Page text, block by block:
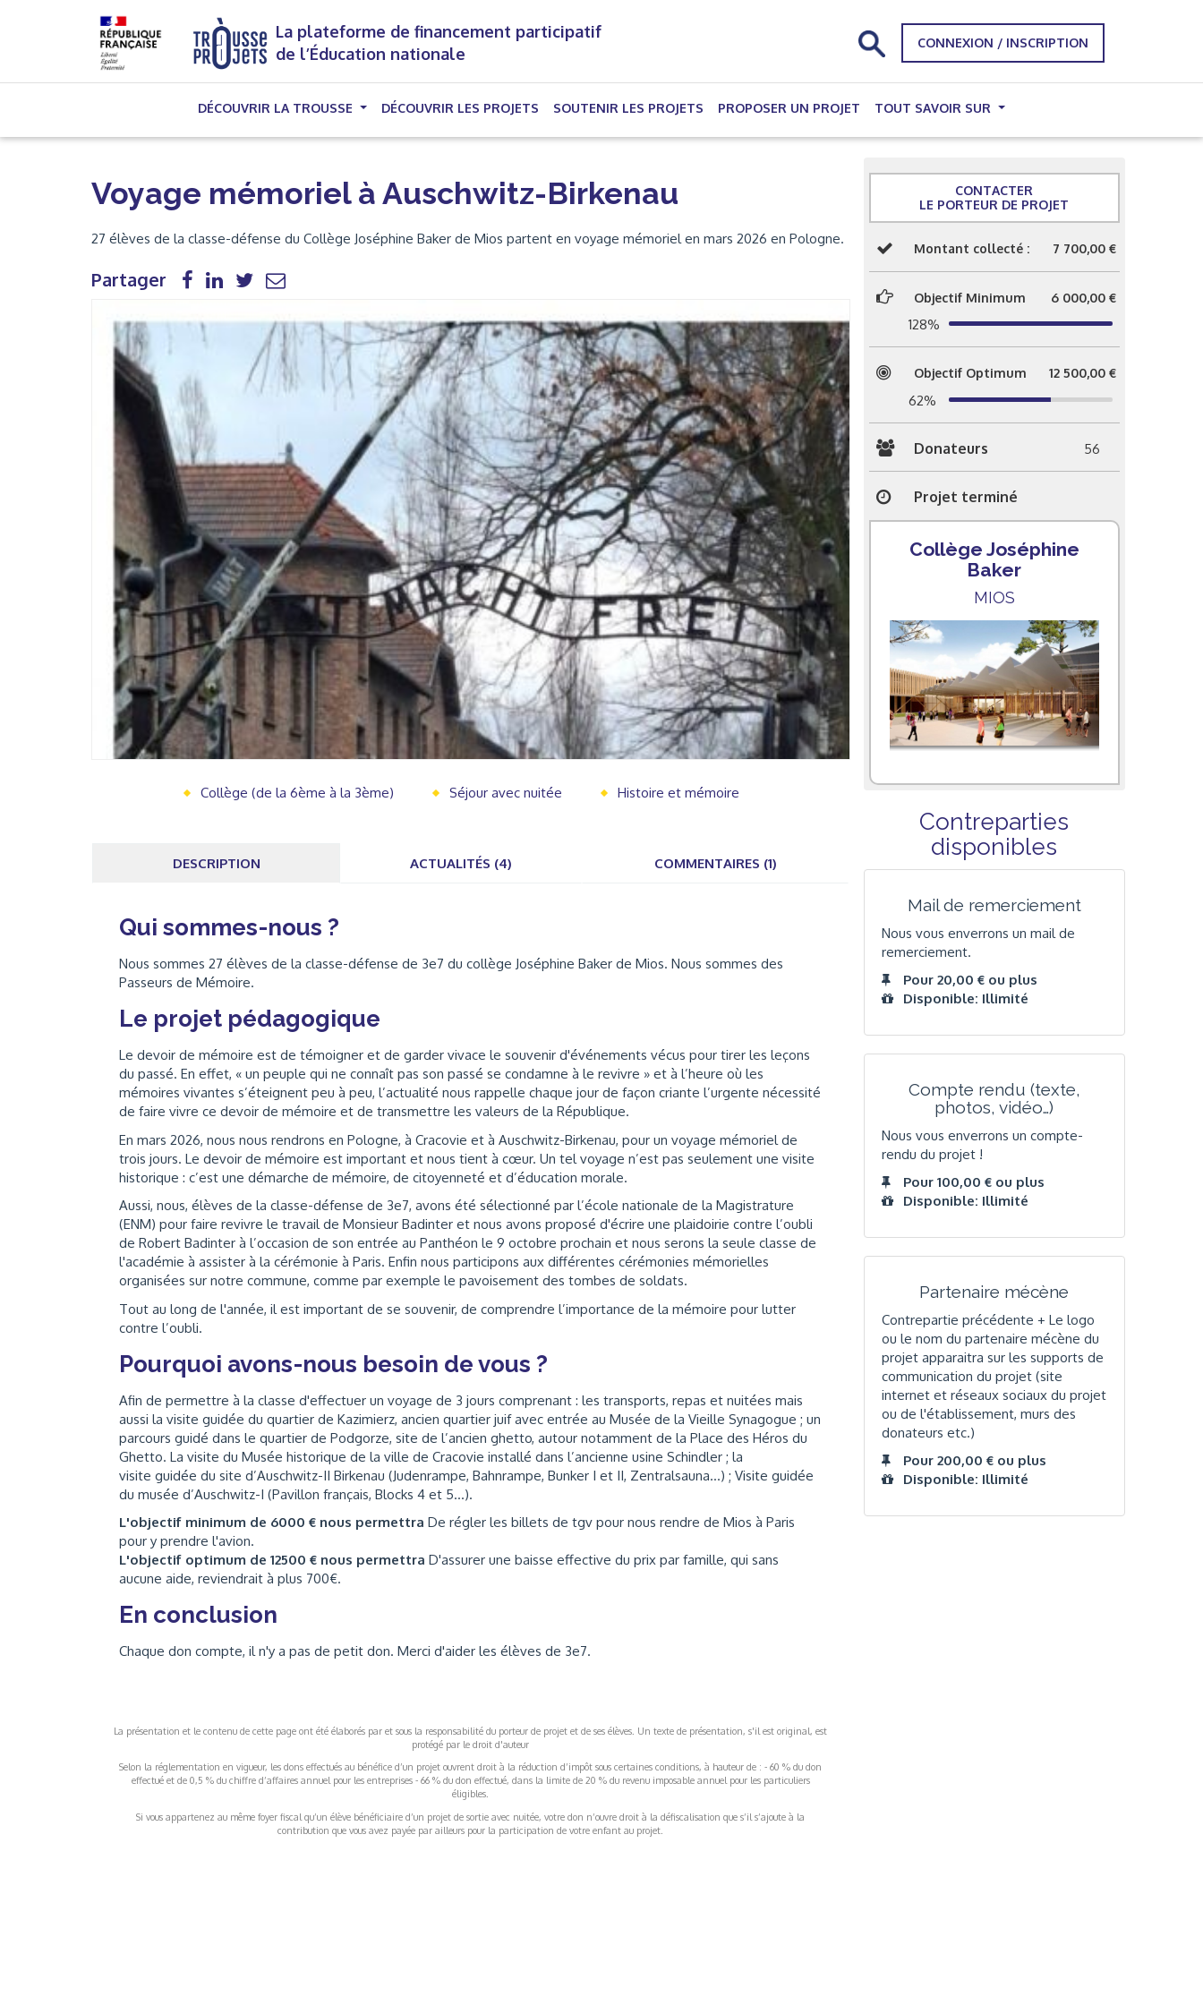
La plateforme de financement participatif
de l’Éducation nationale
CONNEXION / INSCRIPTION
DÉCOUVRIR LA TROUSSE DÉCOUVRIR LES PROJETS (CURRENT)
SOUTENIR LES PROJETS PROPOSER UN PROJET TOUT SAVOIR SUR
Voyage mémoriel à Auschwitz-Birkenau
27 élèves de la classe-défense du Collège Joséphine Baker de Mios partent en voyage mémoriel en mars 2026 en Pologne.
Partager
Collège (de la 6ème à la 3ème) Séjour avec nuitée Histoire et mémoire
DESCRIPTION ACTUALITÉS (4) COMMENTAIRES (1)
Qui sommes-nous ?
Nous sommes 27 élèves de la classe-défense de 3e7 du collège Joséphine Baker de Mios. Nous sommes des
Passeurs de Mémoire.
Le projet pédagogique
Le devoir de mémoire est de témoigner et de garder vivace le souvenir d'événements vécus pour tirer les leçons
du passé. En effet, « un peuple qui ne connaît pas son passé se condamne à le revivre » et à l’heure où les
mémoires vivantes s’éteignent peu à peu, l’actualité nous rappelle chaque jour de façon criante l’urgente nécessité
de faire vivre ce devoir de mémoire et de transmettre les valeurs de la République.
En mars 2026, nous nous rendrons en Pologne, à Cracovie et à Auschwitz-Birkenau, pour un voyage mémoriel de
trois jours. Le devoir de mémoire est important et nous tient à cœur. Un tel voyage n’est pas seulement une visite
historique : c’est une démarche de mémoire, de citoyenneté et d’éducation morale.
Aussi, nous, élèves de la classe-défense de 3e7, avons été sélectionné par l’école nationale de la Magistrature
(ENM) pour faire revivre le travail de Monsieur Badinter et nous avons proposé d'écrire une plaidoirie contre l’oubli
de Robert Badinter à l’occasion de son entrée au Panthéon le 9 octobre prochain et nous serons la seule classe de
l'académie à assister à la cérémonie à Paris. Enfin nous participons aux différentes cérémonies mémorielles
organisées sur notre commune, comme par exemple le pavoisement des tombes de soldats.
Tout au long de l'année, il est important de se souvenir, de comprendre l’importance de la mémoire pour lutter
contre l’oubli.
Pourquoi avons-nous besoin de vous ?
Afin de permettre à la classe d'effectuer un voyage de 3 jours comprenant : les transports, repas et nuitées mais
aussi la visite guidée du quartier de Kazimierz, ancien quartier juif avec entrée au Musée de la Vieille Synagogue ; un
parcours guidé dans le quartier de Podgorze, site de l’ancien ghetto, autour notamment de la Place des Héros du
Ghetto. La visite du Musée historique de la ville de Cracovie installé dans l’ancienne usine Schindler ; la
visite guidée du site d’Auschwitz-II Birkenau (Judenrampe, Bahnrampe, Bunker I et II, Zentralsauna…) ; Visite guidée
du musée d’Auschwitz-I (Pavillon français, Blocks 4 et 5…).
L'objectif minimum de 6000 € nous permettra De régler les billets de tgv pour nous rendre de Mios à Paris
pour y prendre l'avion.
L'objectif optimum de 12500 € nous permettra D'assurer une baisse effective du prix par famille, qui sans
aucune aide, reviendrait à plus 700€.
En conclusion
Chaque don compte, il n'y a pas de petit don. Merci d'aider les élèves de 3e7.
La présentation et le contenu de cette page ont été élaborés par et sous la responsabilité du porteur de projet et de ses élèves. Un texte de présentation, s'il est original, est
protégé par le droit d'auteur
Selon la réglementation en vigueur, les dons effectués au bénéfice d’un projet ouvrent droit à la réduction d’impôt sous certaines conditions, à hauteur de : - 60 % du don
effectué et de 0,5 % du chiffre d’affaires annuel pour les entreprises - 66 % du don effectué, dans la limite de 20 % du revenu imposable annuel pour les particuliers
éligibles.
Si vous appartenez au même foyer fiscal qu’un élève bénéficiaire d’un projet de sortie avec nuitée, votre don n’ouvre droit à la défiscalisation que s’il s’ajoute à la
contribution que vous avez payée par ailleurs pour la participation de votre enfant au projet.
CONTACTER
LE PORTEUR DE PROJET
Montant collecté : 7 700,00 €
Objectif Minimum 6 000,00 €
128%
Objectif Optimum 12 500,00 €
62%
Donateurs 56
Projet terminé
Collège Joséphine
Baker
MIOS
Contreparties
disponibles
Mail de remerciement
Nous vous enverrons un mail de
remerciement.
Pour 20,00 € ou plus
Disponible: Illimité
Compte rendu (texte,
photos, vidéo…)
Nous vous enverrons un compte-
rendu du projet !
Pour 100,00 € ou plus
Disponible: Illimité
Partenaire mécène
Contrepartie précédente + Le logo
ou le nom du partenaire mécène du
projet apparaitra sur les supports de
communication du projet (site
internet et réseaux sociaux du projet
ou de l'établissement, murs des
donateurs etc.)
Pour 200,00 € ou plus
Disponible: Illimité